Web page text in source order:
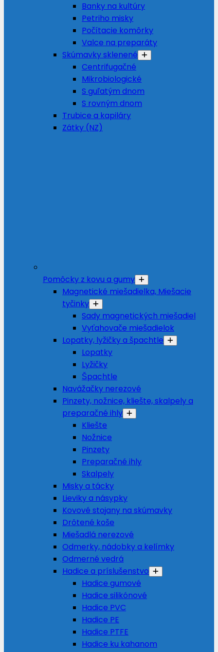
Banky na kultúry
Petriho misky
Počítacie komôrky
Valce na preparáty
Skúmavky sklenené
Centrifugačné
Mikrobiologické
S guľatým dnom
S rovným dnom
Trubice a kapiláry
Zátky (NZ)
Pomôcky z kovu a gumy
Magnetické miešadielka, Miešacie
tyčinky
Sady magnetických miešadiel
Vyťahovače miešadielok
Lopatky, lyžičky a špachtle
Lopatky
Lyžičky
Špachtle
Navážačky nerezové
Pinzety, nožnice, kliešte, skalpely a
preparačné ihly
Kliešte
Nožnice
Pinzety
Preparačné ihly
Skalpely
Misky a tácky
Lieviky a násypky
Kovové stojany na skúmavky
Drôtené koše
Miešadlá nerezové
Odmerky, nádobky a kelímky
Odmerné vedrá
Hadice a príslušenstvo
Hadice gumové
Hadice silikónové
Hadice PVC
Hadice PE
Hadice PTFE
Hadice ku kahanom